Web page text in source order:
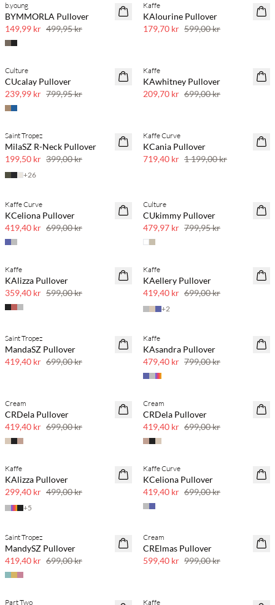
70 % rabatt
b.young
BYMMORLA Pullover
149,99 kr 499,95 kr
50 % rabatt
Kaffe
KAlourine Pullover
179,70 kr 599,00 kr
70 % rabatt
Få igjen
Culture
CUcalay Pullover
239,99 kr 799,95 kr
70 % rabatt
Kaffe
KAwhitney Pullover
209,70 kr 699,00 kr
50 % rabatt
Saint Tropez
MilaSZ R-Neck Pullover
199,50 kr 399,00 kr
+26
40 % rabatt
Kaffe Curve
KCania Pullover
719,40 kr 1 199,00 kr
40 % rabatt
Kaffe Curve
KCeliona Pullover
419,40 kr 699,00 kr
40 % rabatt
Culture
CUkimmy Pullover
479,97 kr 799,95 kr
40 % rabatt
Kaffe
KAlizza Pullover
359,40 kr 599,00 kr
40 % rabatt
Kaffe
KAellery Pullover
419,40 kr 699,00 kr
+2
40 % rabatt
Saint Tropez
MandaSZ Pullover
419,40 kr 699,00 kr
40 % rabatt
Kaffe
KAsandra Pullover
479,40 kr 799,00 kr
40 % rabatt
Cream
CRDela Pullover
419,40 kr 699,00 kr
40 % rabatt
Cream
CRDela Pullover
419,40 kr 699,00 kr
40 % rabatt
Kaffe
KAlizza Pullover
299,40 kr 499,00 kr
+5
40 % rabatt
Kaffe Curve
KCeliona Pullover
419,40 kr 699,00 kr
40 % rabatt
Saint Tropez
MandySZ Pullover
419,40 kr 699,00 kr
40 % rabatt
Cream
CRElmas Pullover
599,40 kr 999,00 kr
Part Two Kaffe